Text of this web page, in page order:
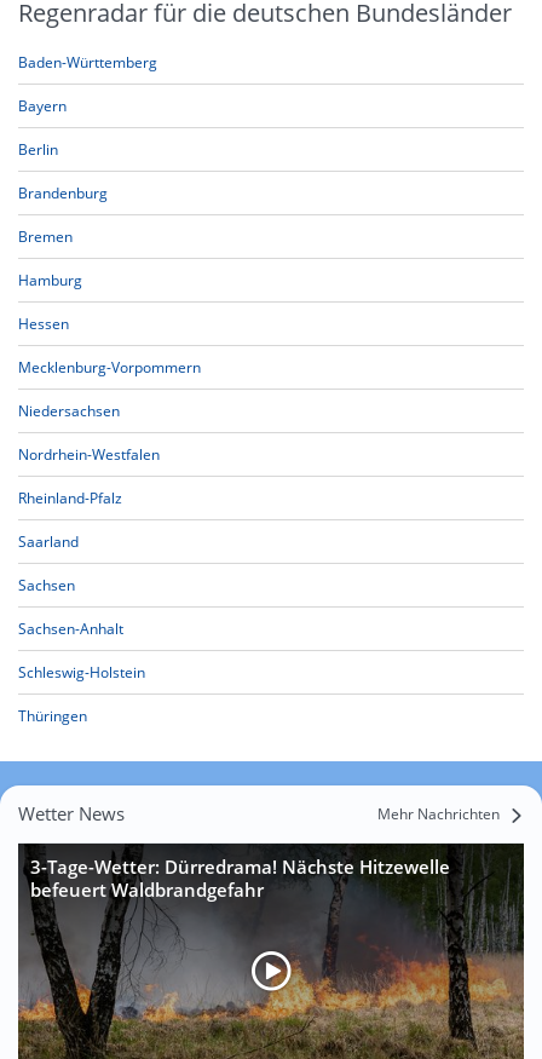
Regenradar für die deutschen Bundesländer
Baden-Württemberg
Bayern
Berlin
Brandenburg
Bremen
Hamburg
Hessen
Mecklenburg-Vorpommern
Niedersachsen
Nordrhein-Westfalen
Rheinland-Pfalz
Saarland
Sachsen
Sachsen-Anhalt
Schleswig-Holstein
Thüringen
Wetter News Mehr Nachrichten
3-Tage-Wetter: Dürredrama! Nächste Hitzewelle
befeuert Waldbrandgefahr